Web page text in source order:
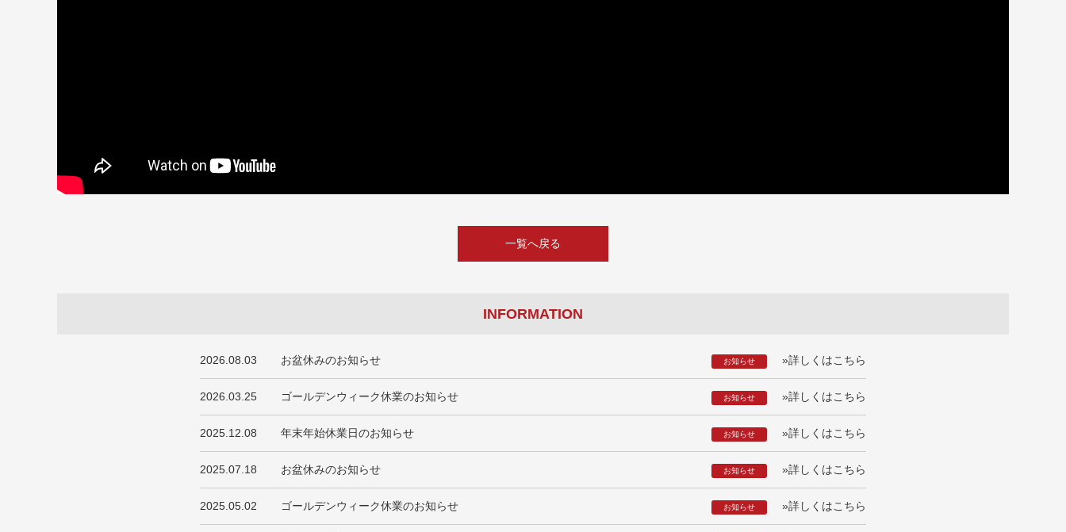
一覧へ戻る
INFORMATION
2026.08.03 お盆休みのお知らせ お知らせ »詳しくはこちら
2026.03.25 ゴールデンウィーク休業のお知らせ お知らせ »詳しくはこちら
2025.12.08 年末年始休業日のお知らせ お知らせ »詳しくはこちら
2025.07.18 お盆休みのお知らせ お知らせ »詳しくはこちら
2025.05.02 ゴールデンウィーク休業のお知らせ お知らせ »詳しくはこちら